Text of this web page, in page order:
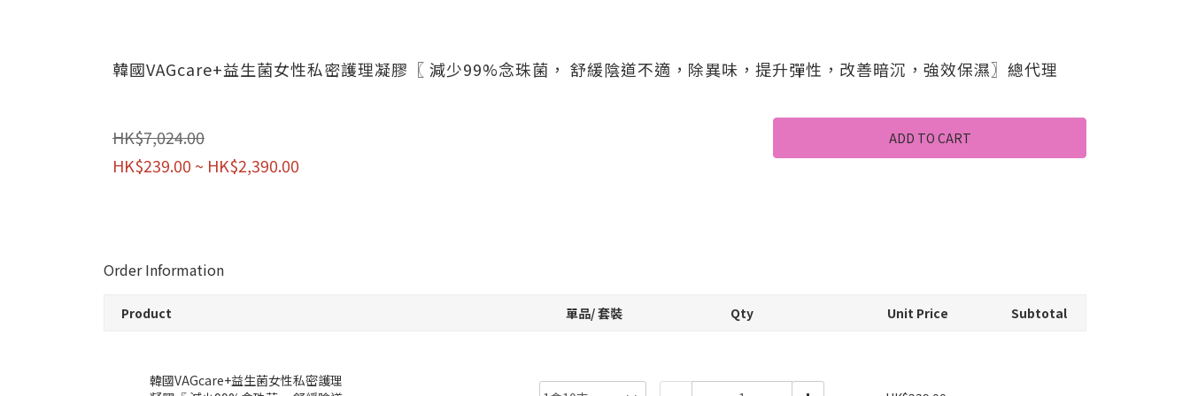
韓國VAGcare+益生菌女性私密護理凝膠〖 減少99%念珠菌， 舒緩陰道不適，除異味，提升彈性，改善暗沉，強效保濕〗總代理
HK$7,024.00
HK$239.00 ~ HK$2,390.00
ADD TO CART
Order Information
Product 單品/ 套裝 Qty Unit Price Subtotal
韓國VAGcare+益生菌女性私密護理